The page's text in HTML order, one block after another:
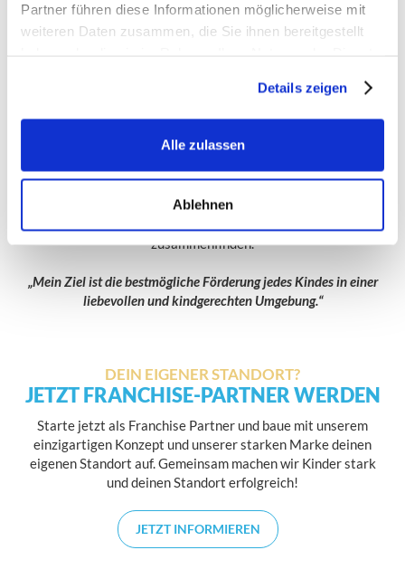
Partner führen diese Informationen möglicherweise mit
weiteren Daten zusammen, die Sie ihnen bereitgestellt
Details zeigen
Alle zulassen
Ablehnen
SPORTWISSENSCHAFTLER, ICON LEAGUE
. Der Sportwissenschaftler hat sein Bachelor und
verbindet dieses fundierte Wissen mit langjähriger Erfahrung
als Leistungssportler im DFB. Auf dieser Grundlage hat er das
einzigartige Balltastic Konzept zur ganzheitlichen
Sportentwicklung von Kindern entwickelt, in dem motorische
zusammenfinden.
„Mein Ziel ist die bestmögliche Förderung jedes Kindes in einer
liebevollen und kindgerechten Umgebung.“
DEIN EIGENER STANDORT?
JETZT FRANCHISE-PARTNER WERDEN
Starte jetzt als Franchise Partner und baue mit unserem
einzigartigen Konzept und unserer starken Marke deinen
eigenen Standort auf. Gemeinsam machen wir Kinder stark
und deinen Standort erfolgreich!
JETZT INFORMIEREN